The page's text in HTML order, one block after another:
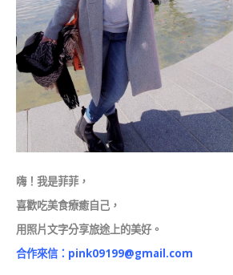
嗨！我是菲菲，
喜歡吃美食療癒自己，
用照片文字分享旅途上的美好。
合作來信： pink09199@gmail.com